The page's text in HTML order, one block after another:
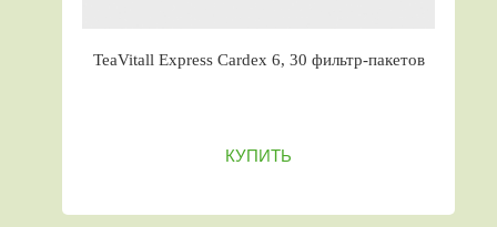
TeaVitall Express Cardex 6, 30 фильтр-пакетов
КУПИТЬ